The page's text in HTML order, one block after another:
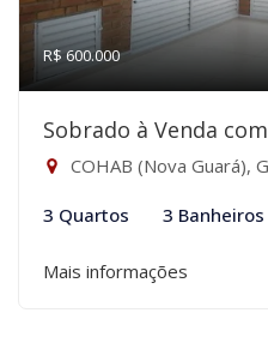
R$ 600.000
Sobrado à Venda
COHAB (Nova Guará),
3 Quartos 3 Banheiros
Mais informações